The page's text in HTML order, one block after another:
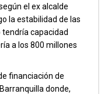
el ex alcalde
la estabilidad de las
capacidad
a los 800 millones
financiación de
donde,